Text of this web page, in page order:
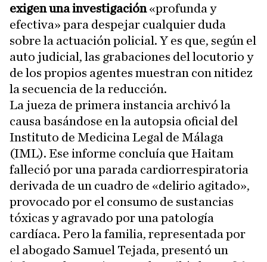
exigen una investigación«profunda y
efectiva» para despejar cualquier duda
sobre la actuación policial. Y es que, según el
auto judicial, las grabaciones del locutorio y
de los propios agentes muestran con nitidez
la secuencia de la reducción.
La jueza de primera instancia archivó la
causa basándose en la autopsia oficial del
Instituto de Medicina Legal de Málaga
(IML). Ese informe concluía que Haitam
falleció por una parada cardiorrespiratoria
derivada de un cuadro de «delirio agitado»,
provocado por el consumo de sustancias
tóxicas y agravado por una patología
cardíaca. Pero la familia, representada por
el abogado Samuel Tejada, presentó un